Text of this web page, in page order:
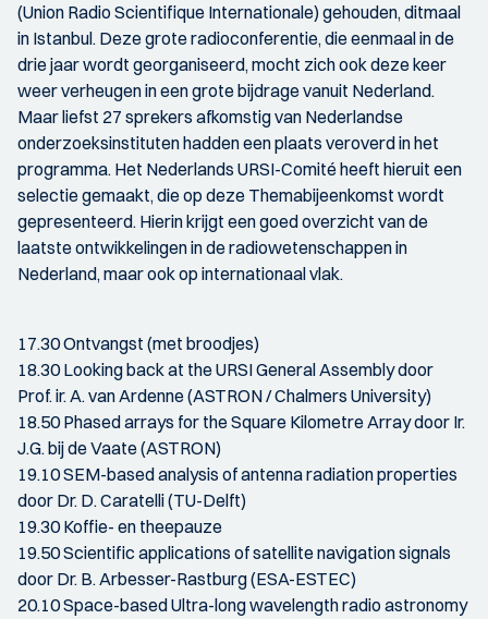
(Union Radio Scientifique Internationale) gehouden, ditmaal
in Istanbul. Deze grote radioconferentie, die eenmaal in de
drie jaar wordt georganiseerd, mocht zich ook deze keer
weer verheugen in een grote bijdrage vanuit Nederland.
Maar liefst 27 sprekers afkomstig van Nederlandse
onderzoeksinstituten hadden een plaats veroverd in het
programma. Het Nederlands URSI-Comité heeft hieruit een
selectie gemaakt, die op deze Themabijeenkomst wordt
gepresenteerd. Hierin krijgt een goed overzicht van de
laatste ontwikkelingen in de radiowetenschappen in
Nederland, maar ook op internationaal vlak.
17.30 Ontvangst (met broodjes)
18.30 Looking back at the URSI General Assembly door
Prof. ir. A. van Ardenne (ASTRON / Chalmers University)
18.50 Phased arrays for the Square Kilometre Array door Ir.
J.G. bij de Vaate (ASTRON)
19.10 SEM-based analysis of antenna radiation properties
door Dr. D. Caratelli (TU-Delft)
19.30 Koffie- en theepauze
19.50 Scientific applications of satellite navigation signals
door Dr. B. Arbesser-Rastburg (ESA-ESTEC)
20.10 Space-based Ultra-long wavelength radio astronomy